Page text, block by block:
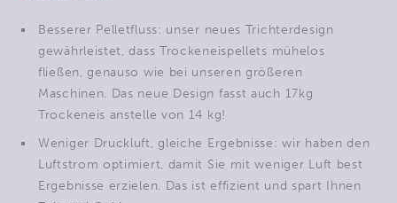
Besserer Pelletfluss: unser neues Trichterdesign
gewährleistet, dass Trockeneispellets mühelos
fließen, genauso wie bei unseren größeren
Maschinen. Das neue Design fasst auch 17kg
Trockeneis anstelle von 14 kg!
Weniger Druckluft, gleiche Ergebnisse: wir haben den
Luftstrom optimiert, damit Sie mit weniger Luft best
Ergebnisse erzielen. Das ist effizient und spart Ihnen